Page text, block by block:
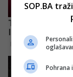
SOP.BA
Pohrana